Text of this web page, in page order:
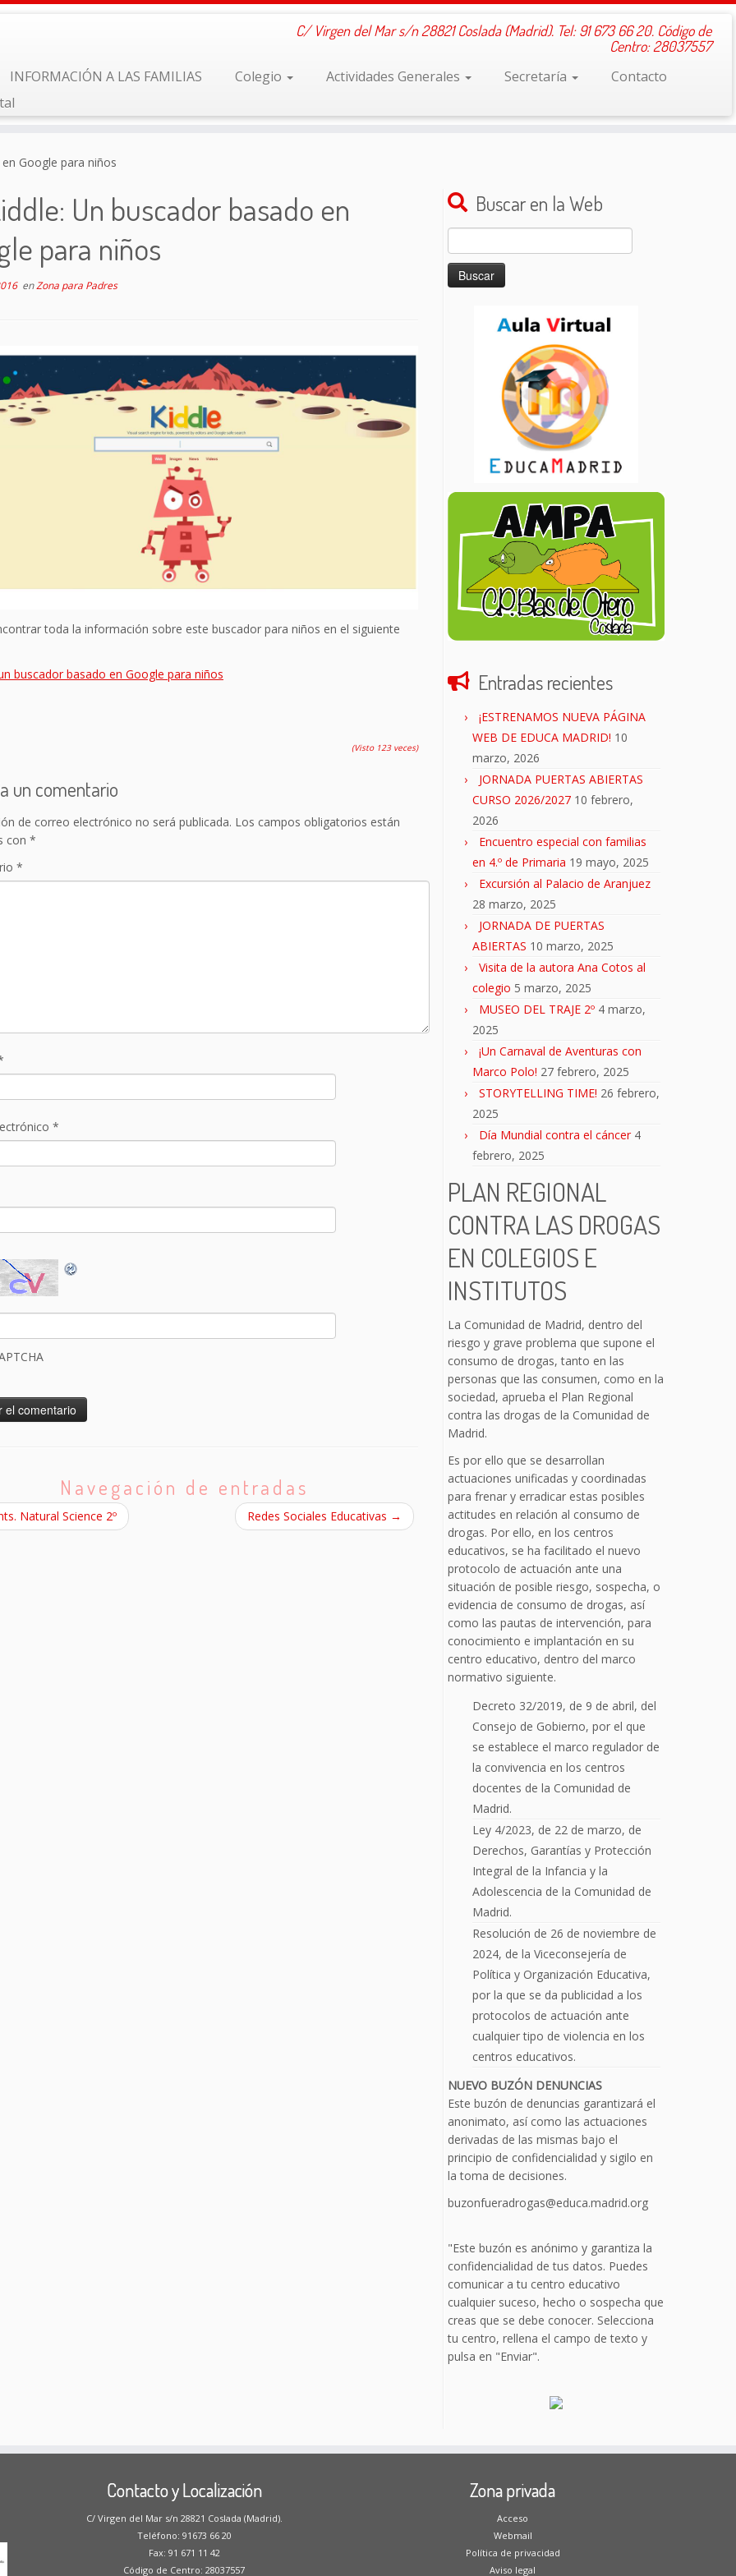
C/ Virgen del Mar s/n 28821 Coslada (Madrid). Tel: 91 673 66 20. Código de
Centro: 28037557
INFORMACIÓN A LAS FAMILIAS Colegio Actividades Generales Secretaría
Contacto
Google para niños
Un buscador basado en
para niños
enZona para Padres
toda la información sobre este buscador para niños en el siguiente
buscador basado en Google para niños
(Visto 123 veces)
un comentario
de correo electrónico no será publicada. Los campos obligatorios están
con *
*
*
Navegación de entradas
Natural Science 2º Redes Sociales Educativas →
Buscar en la Web
Buscar:
Entradas recientes
¡ESTRENAMOS NUEVA PÁGINA
WEB DE EDUCA MADRID! 10
marzo, 2026
JORNADA PUERTAS ABIERTAS
CURSO 2026/2027 10 febrero,
2026
Encuentro especial con familias
en 4.º de Primaria 19 mayo, 2025
Excursión al Palacio de Aranjuez
28 marzo, 2025
JORNADA DE PUERTAS
ABIERTAS 10 marzo, 2025
Visita de la autora Ana Cotos al
colegio 5 marzo, 2025
MUSEO DEL TRAJE 2º 4 marzo,
2025
¡Un Carnaval de Aventuras con
Marco Polo! 27 febrero, 2025
STORYTELLING TIME! 26 febrero,
2025
Día Mundial contra el cáncer 4
febrero, 2025
PLAN REGIONAL
CONTRA LAS DROGAS
EN COLEGIOS E
INSTITUTOS
La Comunidad de Madrid, dentro del
riesgo y grave problema que supone el
consumo de drogas, tanto en las
personas que las consumen, como en la
sociedad, aprueba el Plan Regional
contra las drogas de la Comunidad de
Madrid.
Es por ello que se desarrollan
actuaciones unificadas y coordinadas
para frenar y erradicar estas posibles
actitudes en relación al consumo de
drogas. Por ello, en los centros
educativos, se ha facilitado el nuevo
protocolo de actuación ante una
situación de posible riesgo, sospecha, o
evidencia de consumo de drogas, así
como las pautas de intervención, para
conocimiento e implantación en su
centro educativo, dentro del marco
normativo siguiente.
Decreto 32/2019, de 9 de abril, del
Consejo de Gobierno, por el que
se establece el marco regulador de
la convivencia en los centros
docentes de la Comunidad de
Madrid.
Ley 4/2023, de 22 de marzo, de
Derechos, Garantías y Protección
Integral de la Infancia y la
Adolescencia de la Comunidad de
Madrid.
Resolución de 26 de noviembre de
2024, de la Viceconsejería de
Política y Organización Educativa,
por la que se da publicidad a los
protocolos de actuación ante
cualquier tipo de violencia en los
centros educativos.
NUEVO BUZÓN DENUNCIAS
Este buzón de denuncias garantizará el
anonimato, así como las actuaciones
derivadas de las mismas bajo el
principio de confidencialidad y sigilo en
la toma de decisiones.
buzonfueradrogas@educa.madrid.org
"Este buzón es anónimo y garantiza la
confidencialidad de tus datos. Puedes
comunicar a tu centro educativo
cualquier suceso, hecho o sospecha que
creas que se debe conocer. Selecciona
tu centro, rellena el campo de texto y
pulsa en "Enviar".
Contacto y Localización
C/ Virgen del Mar s/n 28821 Coslada (Madrid).
Teléfono: 91673 66 20
Fax: 91 671 11 42
Código de Centro: 28037557
Zona privada
Acceso
Webmail
Política de privacidad
Aviso legal